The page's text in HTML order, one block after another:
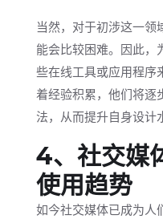
当然，对于初涉这一领
能会比较困难。因此，
些在线工具或应用程序
着经验积累，他们将逐
法，从而提升自身设计
4、社交媒
使用趋势
如今社交媒体已成为人